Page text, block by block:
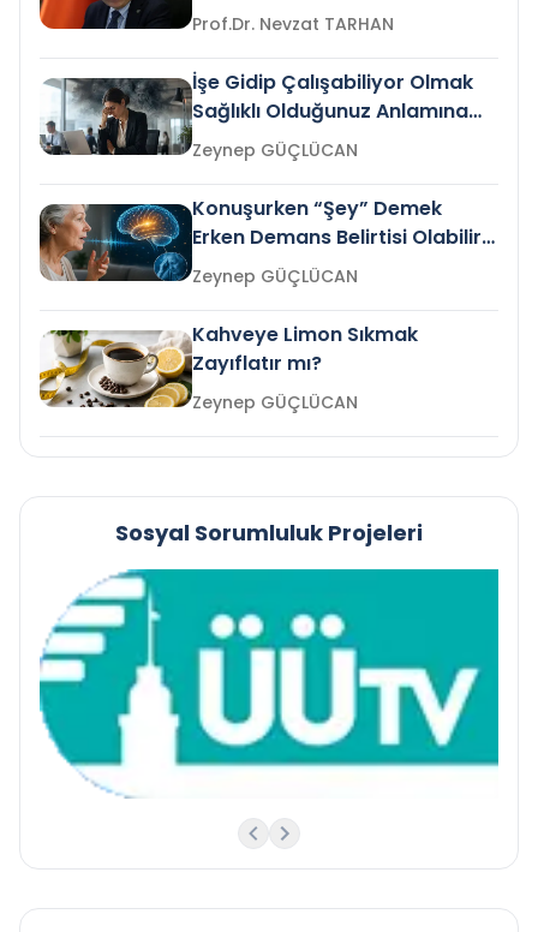
Prof.Dr. Nevzat TARHAN
İşe Gidip Çalışabiliyor Olmak
Sağlıklı Olduğunuz Anlamına
Gelir mi?Zeynep GÜÇLÜCAN
Konuşurken “Şey” Demek
Erken Demans Belirtisi Olabilir
mi?
Zeynep GÜÇLÜCAN
Kahveye Limon Sıkmak
Zayıflatır mı?
Zeynep GÜÇLÜCAN
Sosyal Sorumluluk Projeleri